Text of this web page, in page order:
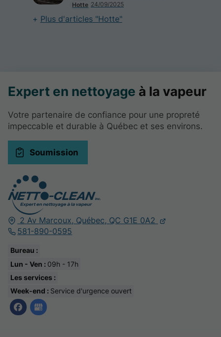
Hotte 24/09/2025
Plus d'articles "Hotte"
2 Av Marcoux, Québec, QC G1E 0A2
581-890-0595
Bureau :
Lun - Ven : 09h - 17h
Les services :
Week-end : Service d'urgence ouvert
Expert en nettoyage à la vapeur
Votre partenaire de confiance pour une propreté
impeccable et durable à Québec et ses environs.
Soumission